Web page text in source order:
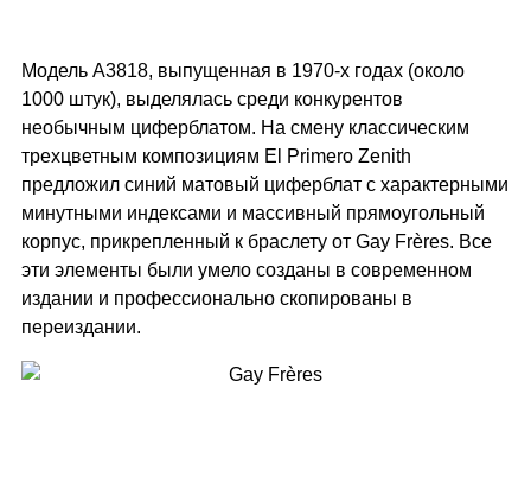
Модель A3818, выпущенная в 1970-х годах (около
1000 штук), выделялась среди конкурентов
необычным циферблатом. На смену классическим
трехцветным композициям El Primero Zenith
предложил синий матовый циферблат с характерными
минутными индексами и массивный прямоугольный
корпус, прикрепленный к браслету от Gay Frères. Все
эти элементы были умело созданы в современном
издании и профессионально скопированы в
переиздании.